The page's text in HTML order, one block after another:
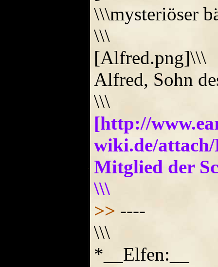
\\\mysteriöser
\\\
[Alfred.png]\\\
Alfred, Sohn
\\\
[http://
wiki.de/
Mitglied der
\\\
>> ----
\\\
*__Elfen:__